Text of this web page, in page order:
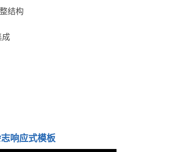
结构
响应式模板